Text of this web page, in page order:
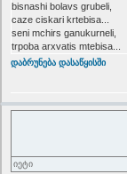
bisnashi bolavs grubeli,
caze ciskari krtebisa...
seni mchirs ganukurneli,
trpoba arxvatis mtebisa...
T
დაბრუნება დასაწყისში
იეტი